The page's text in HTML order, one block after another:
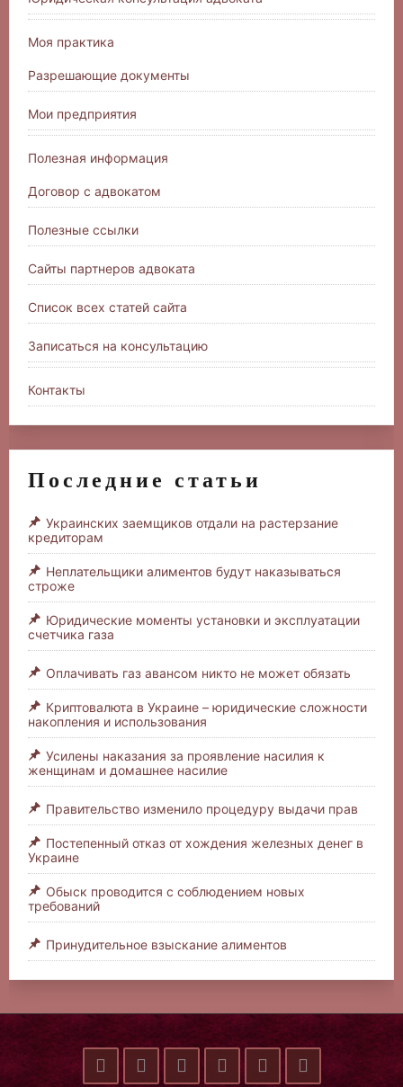
Моя практика
Разрешающие документы
Мои предприятия
Полезная информация
Договор с адвокатом
Полезные ссылки
Сайты партнеров адвоката
Список всех статей сайта
Записаться на консультацию
Контакты
Последние статьи
Украинских заемщиков отдали на растерзание
кредиторам
Неплательщики алиментов будут наказываться
строже
Юридические моменты установки и эксплуатации
счетчика газа
Оплачивать газ авансом никто не может обязать
Криптовалюта в Украине – юридические сложности
накопления и использования
Усилены наказания за проявление насилия к
женщинам и домашнее насилие
Правительство изменило процедуру выдачи прав
Постепенный отказ от хождения железных денег в
Украине
Обыск проводится с соблюдением новых
требований
Принудительное взыскание алиментов